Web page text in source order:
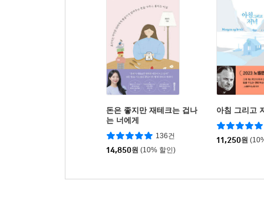
돈은 좋지만 재테크는 겁나
는 너에게
136건
14,850원 (10% 할인)
아침 그리고
11,250원